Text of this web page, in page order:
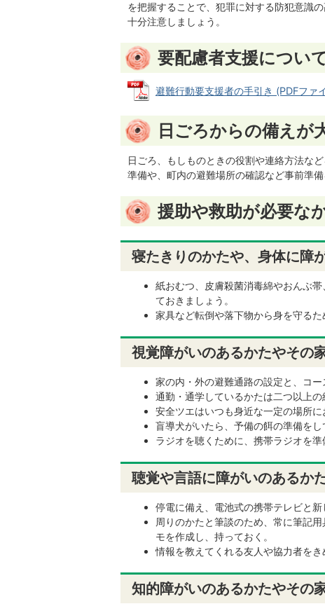
を把握することで、犯罪に対する防犯意識
十分注意しましょう。
要配慮者支援につい
避難行動要支援者の手引き (PDFファ
日ごろからの備えが
日ごろ、もしものときの役割や連絡方法な
準備や、町内の避難場所の確認など事前準備
援助や救助が必要な
寝たきりのかたや、身体に障
紙おむつ、皮膚殺菌消毒綿やおんぶ
ておきましょう。
家具など転倒や落下物から身を守る
視覚障がいのあるかたやその
家の内・外の避難通路の設定と、コー
通勤・通学しているかたは二つ以上の
安全ツエはいつも身近な一定の場所に
盲導犬がいたら、予備の餌の準備をし
ラジオを聴くために、携帯ラジオを準
聴覚や言語に障がいのあるか
停電に備え、電池式の携帯テレビと新
周りのかたと筆談のため、常に筆記
モを作成し、持っておく。
情報を教えてくれる友人や協力者をき
知的障がいのあるかたやその